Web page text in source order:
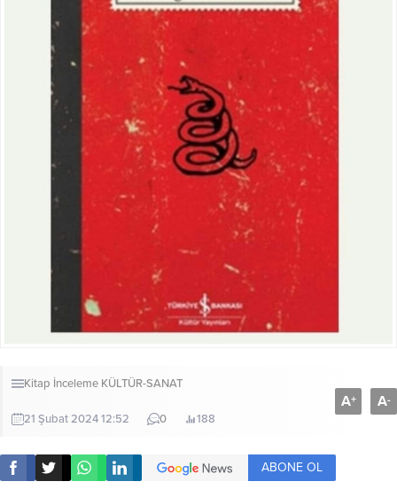
Kitap İnceleme KÜLTÜR-SANAT
21 Şubat 2024 12:52 0 188
A+ A-
ABONE OL